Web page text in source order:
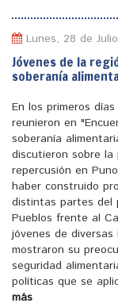
Lunes, 28 de
Jóvenes de la
soberanía
En los primeros
reunieron en
soberanía
discutieron sobre la
repercusión en
haber construido
distintas partes del
Pueblos frente al
jóvenes de
mostraron su
seguridad
políticas que se
más